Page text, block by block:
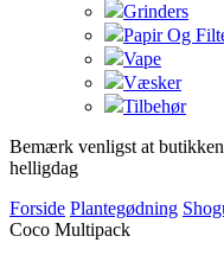
Grinders
Papir Og
Vape
Væsker
Tilbehør
Bemærk venligst at
helligdag
Forside Plantegødning
Coco Multipack